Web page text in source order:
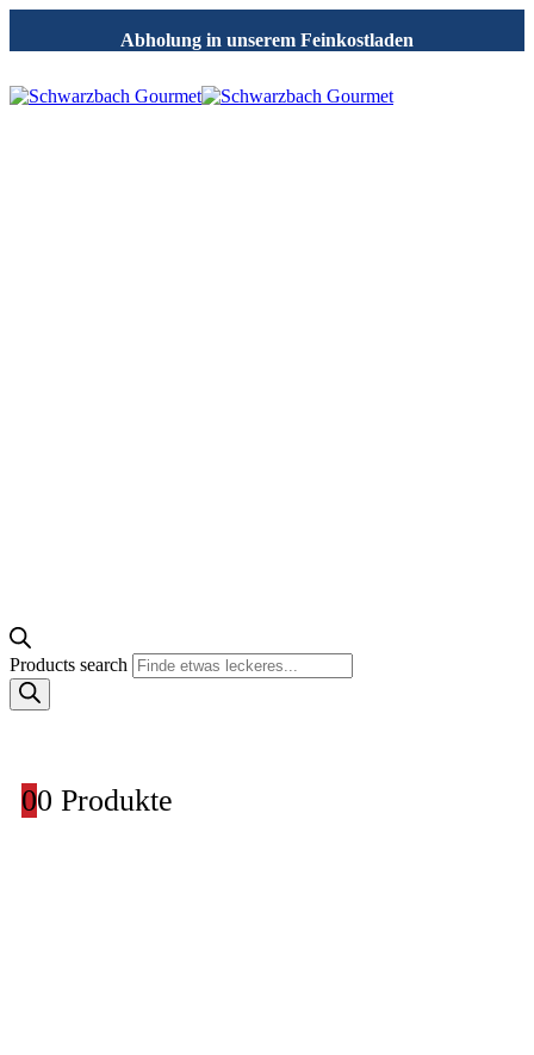
Abholung in unserem Feinkostladen
Products search
00 Produkte